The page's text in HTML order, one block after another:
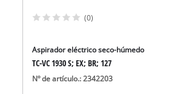
(0)
Aspirador eléctrico seco-húmedo
TC-VC 1930 S; EX; BR; 127
Nº de artículo.: 2342203